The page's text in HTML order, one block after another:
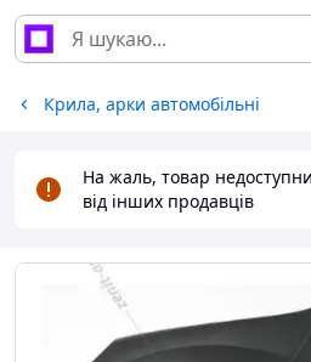
Крила, арки автомобільні
На жаль, товар
від інших продавців